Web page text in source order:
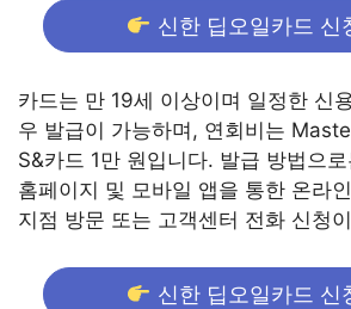
신한 딥오일카드 신
카드는 만 19세 이상이며 일정한 신
우 발급이 가능하며, 연회비는
S&카드 1만 원입니다. 발급 방법으
홈페이지 및 모바일 앱을 통한 온라
지점 방문 또는 고객센터 전화 신청
신한 딥오일카드 신